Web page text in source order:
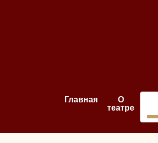
Главная
О
театре